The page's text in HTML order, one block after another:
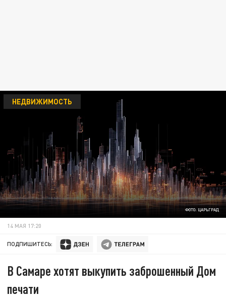
ФОТО: ЦАРЬГРАД
НЕДВИЖИМОСТЬ
14 МАЯ 17:20
ПОДПИШИТЕСЬ:
В Самаре хотят выкупить заброшенный Дом
печати